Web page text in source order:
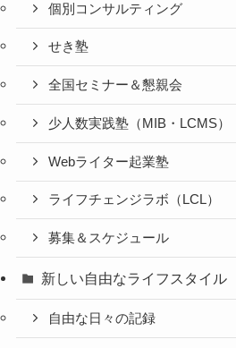
個別コンサルティング
せき塾
全国セミナー＆懇親会
少人数実践塾（MIB・LCMS）
Webライター起業塾
ライフチェンジラボ（LCL）
募集＆スケジュール
新しい自由なライフスタイル
自由な日々の記録